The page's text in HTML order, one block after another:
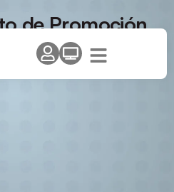
de Promoción
de Madrid» –
Fuenlabrada